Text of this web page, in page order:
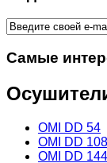
Самые
OMI DD 54
OMI DD 108
OMI DD 144